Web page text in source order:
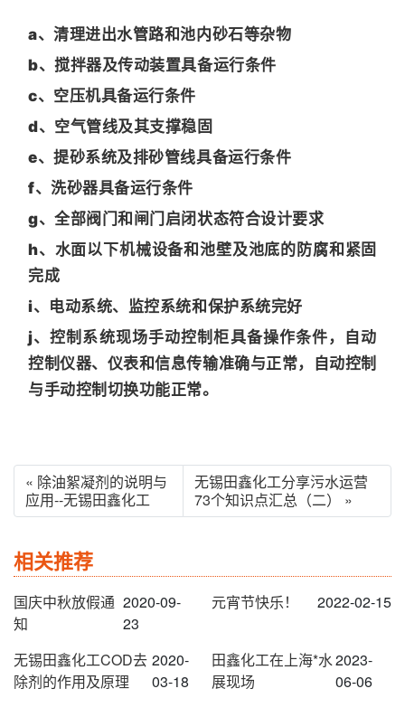
a、清理进出水管路和池内砂石等杂物
b、搅拌器及传动装置具备运行条件
c、空压机具备运行条件
d、空气管线及其支撑稳固
e、提砂系统及排砂管线具备运行条件
f、洗砂器具备运行条件
g、全部阀门和闸门启闭状态符合设计要求
h、水面以下机械设备和池壁及池底的防腐和紧固
完成
i、电动系统、监控系统和保护系统完好
j、控制系统现场手动控制柜具备操作条件，自动
控制仪器、仪表和信息传输准确与正常，自动控制
与手动控制切换功能正常。
« 除油絮凝剂的说明与
应用--无锡田鑫化工
无锡田鑫化工分享污水运营
73个知识点汇总（二） »
相关推荐
国庆中秋放假通
知
2020-09-
23
元宵节快乐！ 2022-02-15
无锡田鑫化工COD去
除剂的作用及原理
2020-
03-18
田鑫化工在上海*水
展现场
2023-
06-06